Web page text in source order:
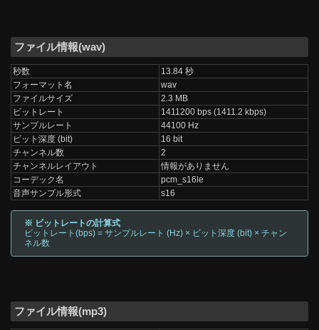
ファイル情報(wav)
秒数
13.84 秒
フォーマット名
wav
ファイルサイズ
2.3 MB
ビットレート
1411200 bps (1411.2 kbps)
サンプルレート
44100 Hz
ビット深度 (bit)
16 bit
チャンネル数
2
チャンネルレイアウト
情報がありません
コーデック名
pcm_s16le
音声サンプル形式
s16
※ ビットレートの計算式
ビットレート(bps) = サンプルレート (Hz) × ビット深度 (bit) × チャン
ネル数
ファイル情報(mp3)